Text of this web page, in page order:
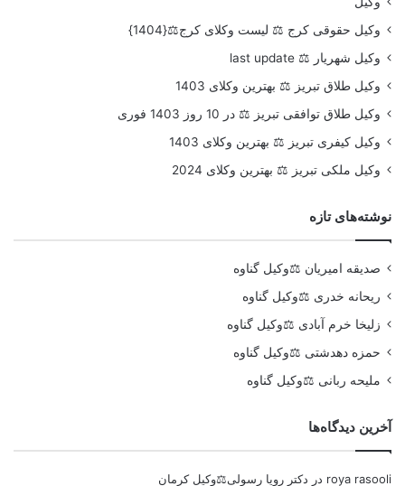
وکیل حقوقی کرج ⚖️ لیست وکلای کرج⚖️{1404}
وکیل شهریار ⚖️ last update
وکیل طلاق تبریز ⚖️ بهترین وکلای 1403
وکیل طلاق توافقی تبریز ⚖️ در 10 روز 1403 فوری
وکیل کیفری تبریز ⚖️ بهترین وکلای 1403
وکیل ملکی تبریز ⚖️ بهترین وکلای 2024
نوشته‌های تازه
صدیقه امیریان ⚖️وکیل گناوه
ریحانه خدری ⚖️وکیل گناوه
زلیخا خرم آبادی ⚖️وکیل گناوه
حمزه دهدشتی ⚖️وکیل گناوه
ملیحه ربانی ⚖️وکیل گناوه
آخرین دیدگاه‌ها
roya rasooli در دکتر رویا رسولی⚖️وکیل کرمان